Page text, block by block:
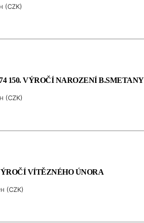
(CZK)
150. VÝROČÍ NAROZENÍ B.SMETANY
(CZK)
VÍTĚZNÉHO ÚNORA
(CZK)